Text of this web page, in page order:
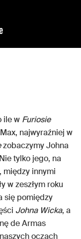
ile w Furiosie
najwyraźniej w
zobaczymy Johna
tylko jego, na
między innymi
w zeszłym roku
się pomiędzy
Johna Wicka, a
de Armas
oczach